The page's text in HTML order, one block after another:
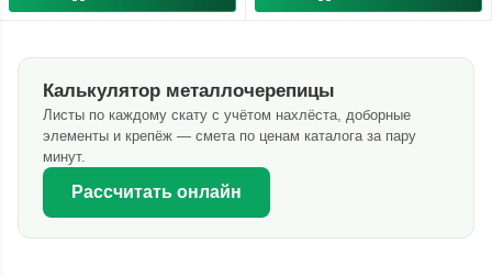
Калькулятор металлочерепицы
Листы по каждому скату с учётом нахлёста, доборные
элементы и крепёж — смета по ценам каталога за пару
минут.
Рассчитать онлайн